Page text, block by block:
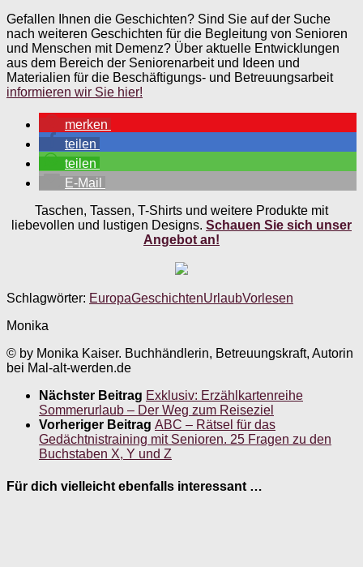
Gefallen Ihnen die Geschichten? Sind Sie auf der Suche
nach weiteren Geschichten für die Begleitung von Senioren
und Menschen mit Demenz? Über aktuelle Entwicklungen
aus dem Bereich der Seniorenarbeit und Ideen und
Materialien für die Beschäftigungs- und Betreuungsarbeit
informieren wir Sie hier!
merken
teilen
teilen
E-Mail
Taschen, Tassen, T-Shirts und weitere Produkte mit
liebevollen und lustigen Designs. Schauen Sie sich unser
Angebot an!
Schlagwörter: EuropaGeschichtenUrlaubVorlesen
Monika
© by Monika Kaiser. Buchhändlerin, Betreuungskraft, Autorin
bei Mal-alt-werden.de
Nächster Beitrag Exklusiv: Erzählkartenreihe
Sommerurlaub – Der Weg zum Reiseziel
Vorheriger Beitrag ABC – Rätsel für das
Gedächtnistraining mit Senioren. 25 Fragen zu den
Buchstaben X, Y und Z
Für dich vielleicht ebenfalls interessant …